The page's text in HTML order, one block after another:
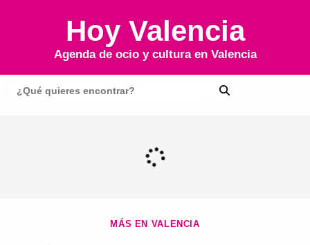
Hoy Valencia
Agenda de ocio y cultura en Valencia
MÁS EN VALENCIA